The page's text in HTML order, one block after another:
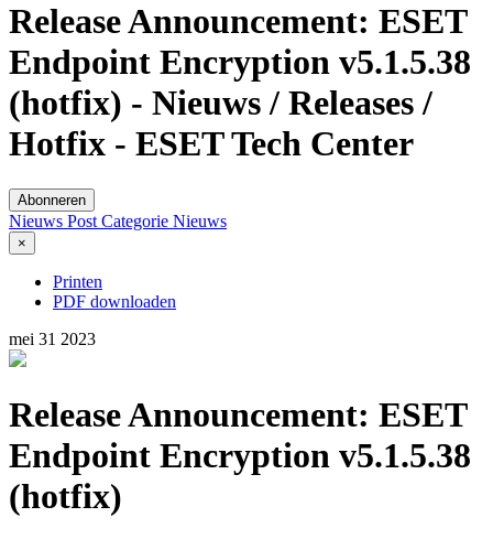
Release Announcement: ESET
Endpoint Encryption v5.1.5.38
(hotfix) - Nieuws / Releases /
Hotfix - ESET Tech Center
Abonneren
Nieuws Post Categorie Nieuws
×
Printen
PDF downloaden
mei 31 2023
Release Announcement: ESET
Endpoint Encryption v5.1.5.38
(hotfix)